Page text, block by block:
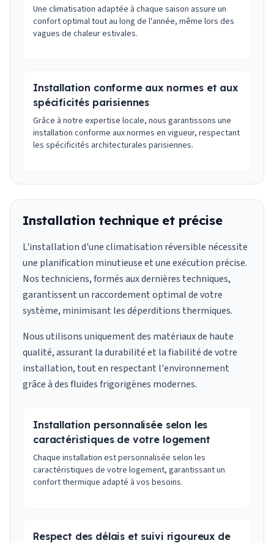
Une climatisation adaptée à chaque saison assure un
confort optimal tout au long de l'année, même lors des
vagues de chaleur estivales.
Installation conforme aux normes et aux
spécificités parisiennes
Grâce à notre expertise locale, nous garantissons une
installation conforme aux normes en vigueur, respectant
les spécificités architecturales parisiennes.
Installation technique et précise
L'installation d'une climatisation réversible nécessite
une planification minutieuse et une exécution précise.
Nos techniciens, formés aux dernières techniques,
garantissent un raccordement optimal de votre
système, minimisant les déperditions thermiques.
Nous utilisons uniquement des matériaux de haute
qualité, assurant la durabilité et la fiabilité de votre
installation, tout en respectant l'environnement
grâce à des fluides frigorigènes modernes.
Installation personnalisée selon les
caractéristiques de votre logement
Chaque installation est personnalisée selon les
caractéristiques de votre logement, garantissant un
confort thermique adapté à vos besoins.
Respect des délais et suivi rigoureux de